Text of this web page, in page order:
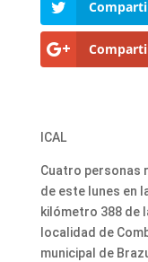
ICAL
Cuatro personas
de este lunes en
kilómetro 388 de
localidad de
municipal de